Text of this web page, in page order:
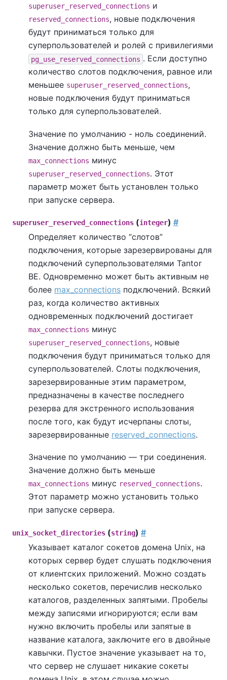
superuser_reserved_connections и
reserved_connections, новые подключения
будут приниматься только для
суперпользователей и ролей с привилегиями
pg_use_reserved_connections . Если доступно
количество слотов подключения, равное или
меньшее superuser_reserved_connections,
новые подключения будут приниматься
только для суперпользователей.
Значение по умолчанию - ноль соединений.
Значение должно быть меньше, чем
max_connections минус
superuser_reserved_connections. Этот
параметр может быть установлен только
при запуске сервера.
superuser_reserved_connections (integer) #
Определяет количество “слотов”
подключения, которые зарезервированы для
подключений суперпользователями Tantor
BE. Одновременно может быть активным не
более max_connections подключений. Всякий
раз, когда количество активных
одновременных подключений достигает
max_connections минус
superuser_reserved_connections, новые
подключения будут приниматься только для
суперпользователей. Слоты подключения,
зарезервированные этим параметром,
предназначены в качестве последнего
резерва для экстренного использования
после того, как будут исчерпаны слоты,
зарезервированные reserved_connections.
Значение по умолчанию — три соединения.
Значение должно быть меньше
max_connections минус reserved_connections.
Этот параметр можно установить только
при запуске сервера.
unix_socket_directories (string) #
Указывает каталог сокетов домена Unix, на
которых сервер будет слушать подключения
от клиентских приложений. Можно создать
несколько сокетов, перечислив несколько
каталогов, разделенных запятыми. Пробелы
между записями игнорируются; если вам
нужно включить пробелы или запятые в
название каталога, заключите его в двойные
кавычки. Пустое значение указывает на то,
что сервер не слушает никакие сокеты